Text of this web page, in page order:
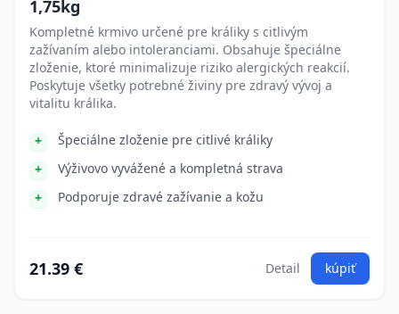
1,75kg
Kompletné krmivo určené pre králiky s citlivým
zažívaním alebo intoleranciami. Obsahuje špeciálne
zloženie, ktoré minimalizuje riziko alergických reakcií.
Poskytuje všetky potrebné živiny pre zdravý vývoj a
vitalitu králika.
Špeciálne zloženie pre citlivé králiky
Výživovo vyvážené a kompletná strava
Podporuje zdravé zažívanie a kožu
21.39 € Detail kúpiť